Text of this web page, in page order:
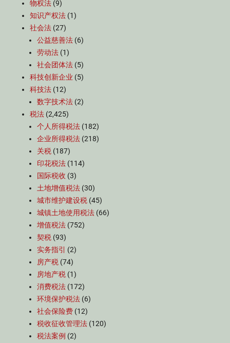
物权法 (9)
知识产权法 (1)
社会法 (27)
公益慈善法 (6)
劳动法 (1)
社会团体法 (5)
科技创新企业 (5)
科技法 (12)
数字技术法 (2)
税法 (2,425)
个人所得税法 (182)
企业所得税法 (218)
关税 (187)
印花税法 (114)
国际税收 (3)
土地增值税法 (30)
城市维护建设税 (45)
城镇土地使用税法 (66)
增值税法 (752)
契税 (93)
实务指引
(2)
房产税 (74)
房地产税 (1)
消费税法 (172)
环境保护税法 (6)
社会保险费 (12)
税收征收管理法 (120)
税法案例 (2)